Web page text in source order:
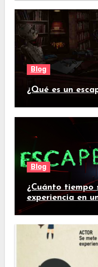
Blog
¿Qué es un
Blog
¿Cuánto tiempo
experiencia en